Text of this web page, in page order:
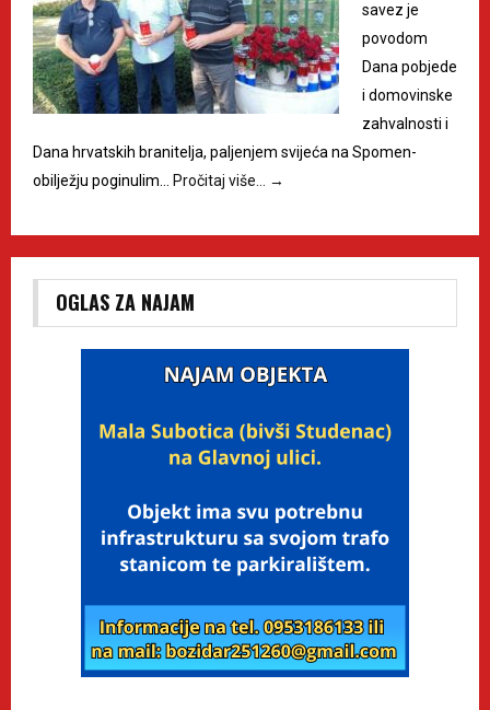
savez je
povodom
Dana pobjede
i domovinske
zahvalnosti i
Dana hrvatskih branitelja, paljenjem svijeća na Spomen-
obilježju poginulim… Pročitaj više… →
OGLAS ZA NAJAM